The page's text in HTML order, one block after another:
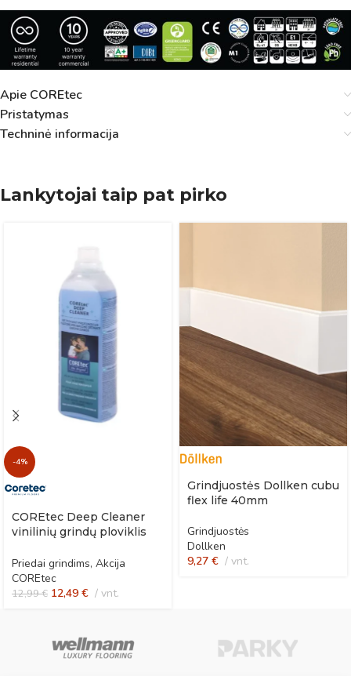
Apie COREtec
Pristatymas
Techninė informacija
Lankytojai taip pat pirko
-4%
COREtec Deep Cleaner
vinilinių grindų ploviklis
Priedai grindims, Akcija
COREtec
12,99€ 12,49 € vnt.
Grindjuostės Dollken cubu
flex life 40mm
Grindjuostės
Dollken
9,27 € vnt.